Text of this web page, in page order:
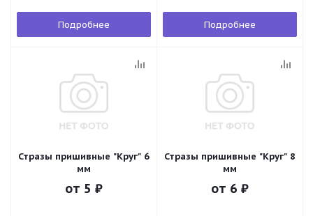
Подробнее Подробнее
Стразы пришивные "Круг" 6
мм
от 5 ₽
Стразы пришивные "Круг" 8
мм
от 6 ₽